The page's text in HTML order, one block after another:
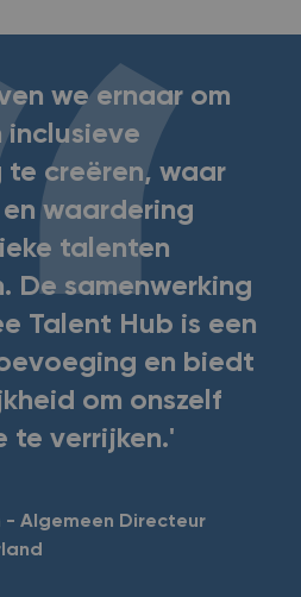
we ernaar om
inclusieve
te creëren, waar
waardering
talenten
De samenwerking
Talent Hub is een
en biedt
om onszelf
te verrijken.'
- Algemeen Directeur